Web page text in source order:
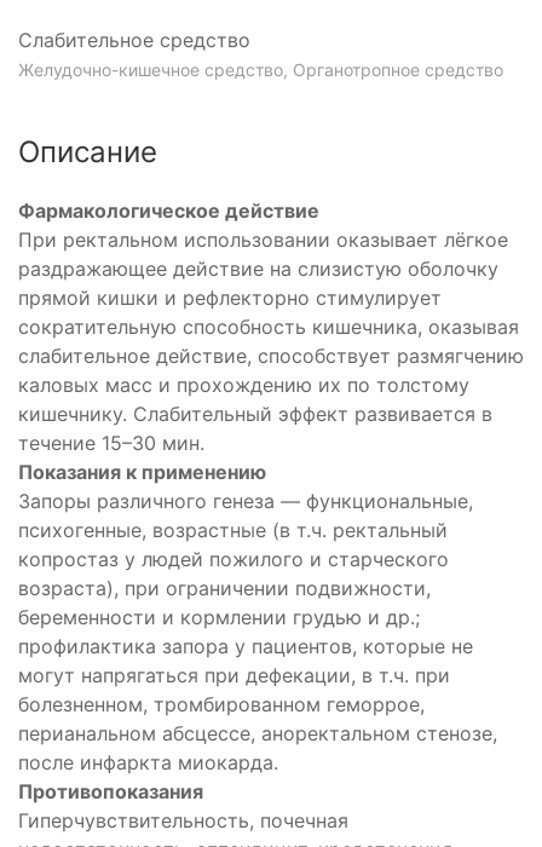
Слабительное средство
Желудочно-кишечное средство, Органотропное средство
Описание
Фармакологическое действие
При ректальном использовании оказывает лёгкое
раздражающее действие на слизистую оболочку
прямой кишки и рефлекторно стимулирует
сократительную способность кишечника, оказывая
слабительное действие, способствует размягчению
каловых масс и прохождению их по толстому
кишечнику. Слабительный эффект развивается в
течение 15–30 мин.
Показания к применению
Запоры различного генеза — функциональные,
психогенные, возрастные (в т.ч. ректальный
копростаз у людей пожилого и старческого
возраста), при ограничении подвижности,
беременности и кормлении грудью и др.;
профилактика запора у пациентов, которые не
могут напрягаться при дефекации, в т.ч. при
болезненном, тромбированном геморрое,
перианальном абсцессе, аноректальном стенозе,
после инфаркта миокарда.
Противопоказания
Гиперчувствительность, почечная